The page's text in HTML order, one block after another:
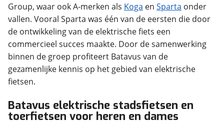
Group, waar ook A-merken als Koga en Sparta onder
vallen. Vooral Sparta was één van de eersten die door
de ontwikkeling van de elektrische fiets een
commercieel succes maakte. Door de samenwerking
binnen de groep profiteert Batavus van de
gezamenlijke kennis op het gebied van elektrische
fietsen.
Batavus elektrische stadsfietsen en
toerfietsen voor heren en dames